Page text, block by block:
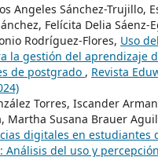
Angeles Sánchez-Trujillo,
Felícita Delia Sáenz-
Rodríguez-Flores, Uso
la gestión del aprendizaje
de postgrado , Revista
Torres, Iscander
Martha Susana Brauer
digitales en estudiantes
Análisis del uso y